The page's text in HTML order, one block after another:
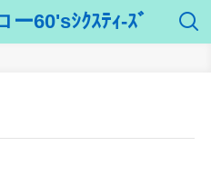
60'sｼｸｽﾃｨ-ｽﾞ